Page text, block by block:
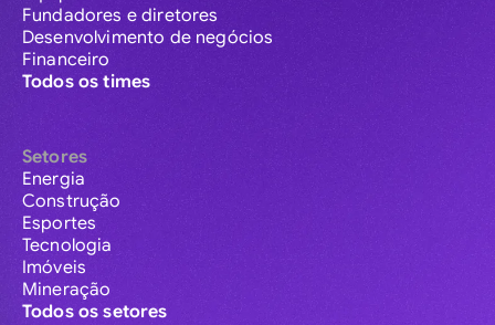
Fundadores e diretores
Desenvolvimento de negócios
Financeiro
Todos os times
Setores
Energia
Construção
Esportes
Tecnologia
Imóveis
Mineração
Todos os setores